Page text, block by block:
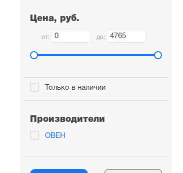
Цена, руб.
от: до:
Только в наличии
Производители
ОВЕН